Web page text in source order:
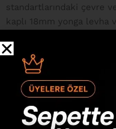
standartlarındaki çevre
kaplı 18mm yonga
Ayrıca, 0.80mm pvc bant
Bağlantı Sistemi Frame
oluşturan parçalar,
birleştirilmektedir. Bu
takabilme özelliğine
Uluslararası